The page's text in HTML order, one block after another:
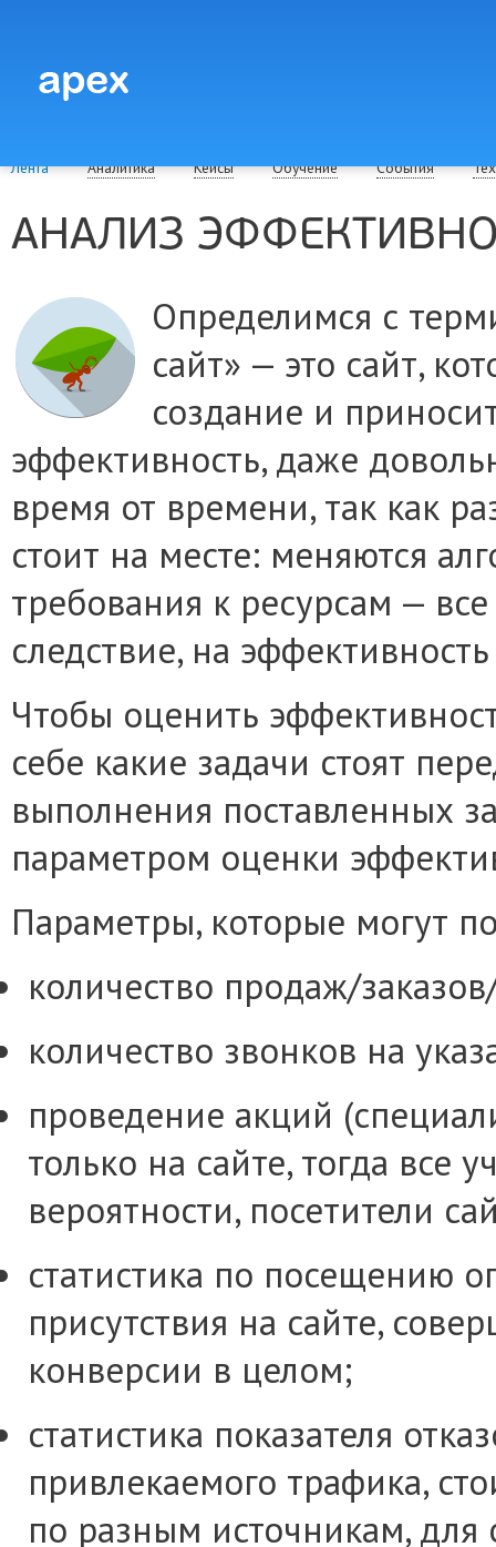
Лента Аналитика Кейсы Обучение События
АНАЛИЗ
Определимся с
сайт» — это сайт,
создание и
эффективность, даже
время от времени, так как
стоит на месте: меняются
требования к ресурсам —
следствие, на
Чтобы оценить
себе какие задачи стоят
выполнения поставленных
параметром оценки
Параметры, которые могут
количество продаж/
количество звонков на
проведение акций
только на сайте, тогда все
вероятности, посетители
статистика по посещению
присутствия на сайте,
конверсии в целом;
статистика показателя
привлекаемого трафика,
по разным источникам, для